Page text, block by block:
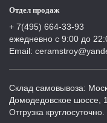
Отдел продаж
+ 7(495) 664-33-93
ежедневно с 9:00 до
Email:
Склад самовывоза:
Домодедовское шоссе,
Отгрузка круглосуточно.